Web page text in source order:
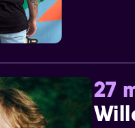
27